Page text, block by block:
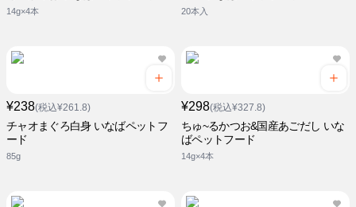
14g×4本 20本入
¥238(税込¥261.8)
チャオまぐろ白身 いなばペットフ
ード
85g
¥298(税込¥327.8)
ちゅ~るかつお&国産あごだし いな
ばペットフード
14g×4本